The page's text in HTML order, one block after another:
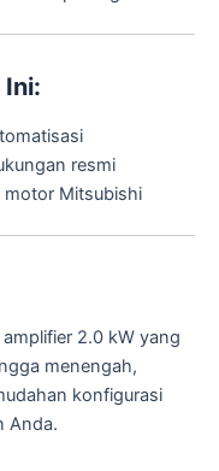
resmi
motor Mitsubishi
2.0 kW yang
menengah,
konfigurasi
Anda.